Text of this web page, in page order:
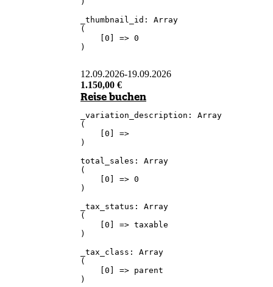
_thumbnail_id: Array
(
    [0] => 0
)
12.09.2026-19.09.2026
1.150,00 €
Reise buchen
_variation_description: Array
(
    [0] =>
)
total_sales: Array
(
    [0] => 0
)
_tax_status: Array
(
    [0] => taxable
)
_tax_class: Array
(
    [0] => parent
)